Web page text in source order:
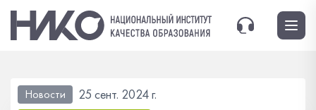
Новости 25 сент. 2024 г.